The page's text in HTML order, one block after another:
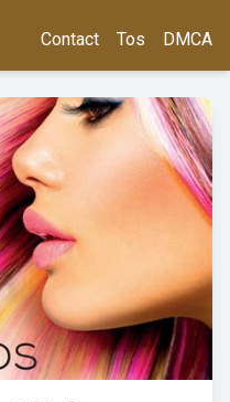
Contact Tos DMCA